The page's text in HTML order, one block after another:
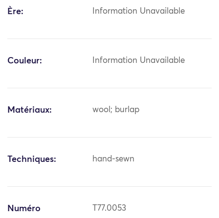
Ère: Information Unavailable
Couleur: Information Unavailable
Matériaux: wool; burlap
Techniques: hand-sewn
Numéro
T77.0053